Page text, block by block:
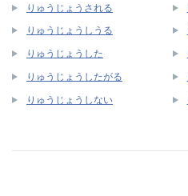
りゅうじょうされる
りゅうじょうしうる
りゅうじょうした
りゅうじょうしたがる
りゅうじょうしない